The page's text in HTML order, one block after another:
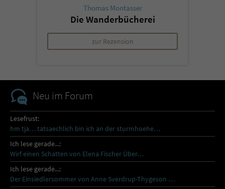
Thomas Montasser
Die Wanderbücherei
zur Rezension
Neu im Forum
Lesefrust:
hm tja… tatsaechlich bin ich an der sturmhoehe…
Ich lese gerade...:
Wirf einen Schatten von Elena Fischer Über…
Ich lese gerade...:
Der Einsiedlersommer von Anne Sverdrup-Thygeson …